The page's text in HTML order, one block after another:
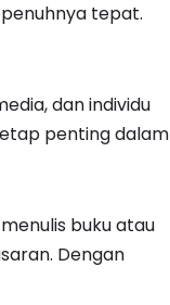
tepat.
dan individu
penting dalam
buku atau
Dengan